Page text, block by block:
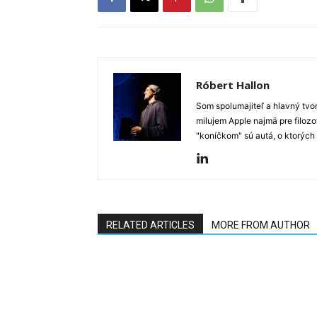
Róbert Hallon
Som spolumajiteľ a hlavný
milujem Apple najmä pre
"koníčkom" sú autá, o
RELATED ARTICLES MORE FROM AUTHOR